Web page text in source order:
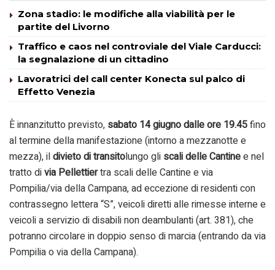
Zona stadio: le modifiche alla viabilità per le
partite del Livorno
Traffico e caos nel controviale del Viale Carducci:
la segnalazione di un cittadino
Lavoratrici del call center Konecta sul palco di
Effetto Venezia
È innanzitutto previsto, sabato 14 giugno dalle ore 19.45fino
al termine della manifestazione (intorno a mezzanotte e
mezza),ildivieto di transitolungo gli scali delle Cantinee nel
tratto divia Pellettiertra scali delle Cantine e via
Pompilia/via della Campana, ad eccezione di residenti con
contrassegno lettera “S”, veicoli diretti alle rimesse interne e
veicoli a servizio di disabili non deambulanti (art. 381), che
potranno circolare in doppio senso di marcia (entrando da via
Pompilia o via della Campana).